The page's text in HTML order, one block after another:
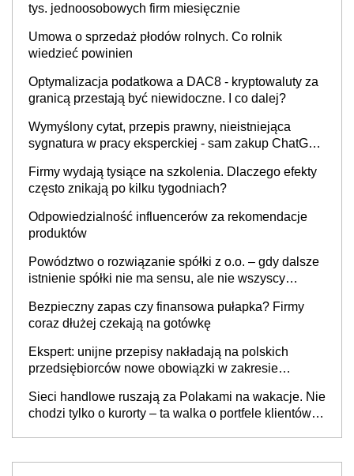
tys. jednoosobowych firm miesięcznie
Umowa o sprzedaż płodów rolnych. Co rolnik
wiedzieć powinien
Optymalizacja podatkowa a DAC8 - kryptowaluty za
granicą przestają być niewidoczne. I co dalej?
Wymyślony cytat, przepis prawny, nieistniejąca
sygnatura w pracy eksperckiej - sam zakup ChatGPT
Firmy wydają tysiące na szkolenia. Dlaczego efekty
często znikają po kilku tygodniach?
Odpowiedzialność influencerów za rekomendacje
produktów
Powództwo o rozwiązanie spółki z o.o. – gdy dalsze
istnienie spółki nie ma sensu, ale nie wszyscy
Bezpieczny zapas czy finansowa pułapka? Firmy
coraz dłużej czekają na gotówkę
Ekspert: unijne przepisy nakładają na polskich
przedsiębiorców nowe obowiązki w zakresie
Sieci handlowe ruszają za Polakami na wakacje. Nie
chodzi tylko o kurorty – ta walka o portfele klientów